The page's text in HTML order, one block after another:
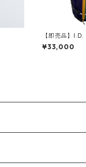
【即売品】
i X-pac
ustard/
¥33,000